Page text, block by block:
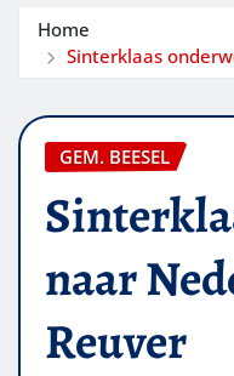
Home
Sinterklaas
GEM. BEESEL
naar
Reuver